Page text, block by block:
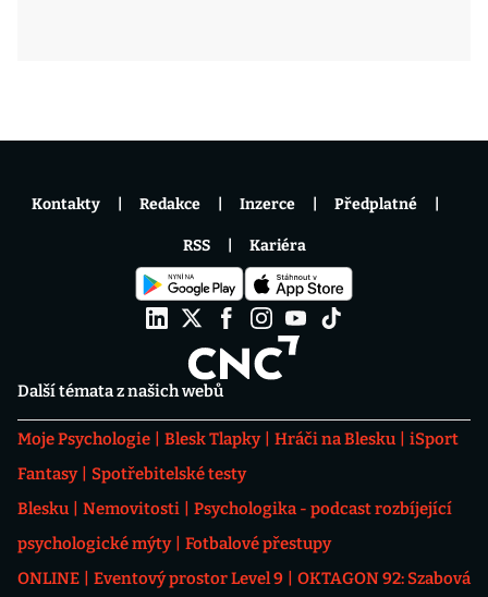
Další témata z našich webů
Moje Psychologie Blesk Tlapky Hráči na Blesku
iSport
Fantasy
Spotřebitelské testy
Blesku
Nemovitosti
Psychologika - podcast rozbíjející
psychologické mýty
Fotbalové přestupy
ONLINE
Eventový prostor Level 9
OKTAGON 92: Szabová
Kontakty Redakce Inzerce Předplatné
RSS Kariéra